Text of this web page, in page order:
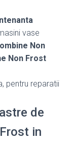
vase
Non
Non Frost
pentru reparatii
de
in